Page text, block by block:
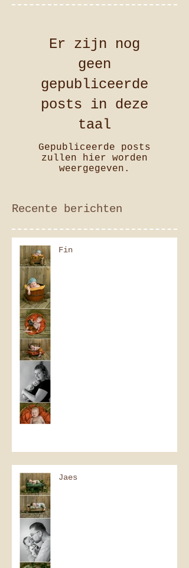
Er zijn nog
geen
gepubliceerde
posts in deze
taal
Gepubliceerde posts
zullen hier worden
weergegeven.
Recente berichten
Fin
Jaes